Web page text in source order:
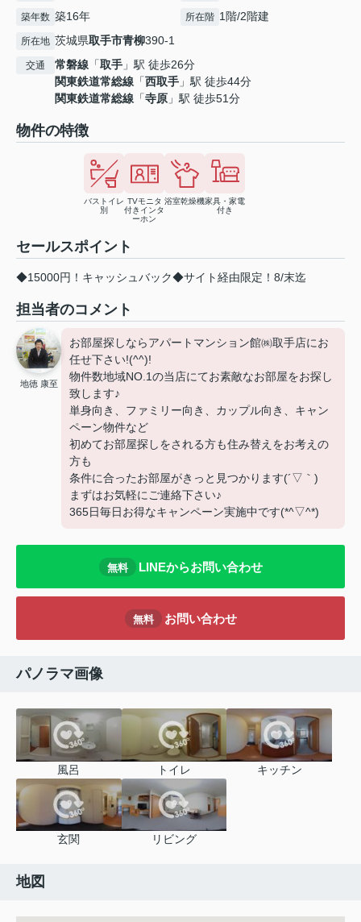
築年数 築16年 所在階 1階/2階建
所在地 茨城県取手市青柳390-1
交通 常磐線 「取手 」駅 徒歩26分
関東鉄道常総線 「西取手 」駅 徒歩44分
関東鉄道常総線 「寺原 」駅 徒歩51分
物件の特徴
バストイレ
別
TVモニタ
付きインタ
ーホン
浴室乾燥機家具・家電
付き
セールスポイント
◆15000円！キャッシュバック◆サイト経由限定！8/末迄
担当者のコメント
地徳 康至
お部屋探しならアパートマンション館㈱取手店にお
任せ下さい!(^^)!
物件数地域NO.1の当店にてお素敵なお部屋をお探し
致します♪
単身向き、ファミリー向き、カップル向き、キャン
ペーン物件など
初めてお部屋探しをされる方も住み替えをお考えの
方も
条件に合ったお部屋がきっと見つかります(´▽｀)
まずはお気軽にご連絡下さい♪
365日毎日お得なキャンペーン実施中です(*^▽^*)
無料 LINEからお問い合わせ
無料 お問い合わせ
パノラマ画像
風呂 トイレ キッチン
玄関 リビング
地図